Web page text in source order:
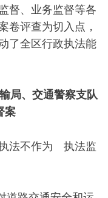
督、业务监督等各
卷评查为切入点，
了全区行政执法能
局、交通警察支队
案
不作为 执法监